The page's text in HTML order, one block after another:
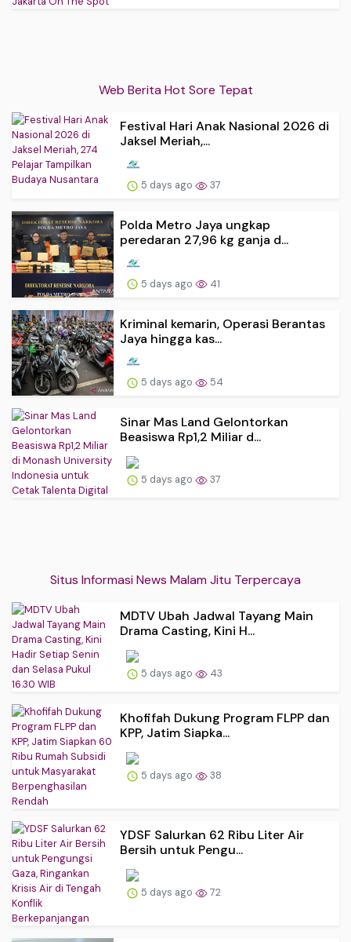
Web Berita Hot Sore Tepat
Festival Hari Anak Nasional 2026 di
Jaksel Meriah,...
5 days ago 37
Polda Metro Jaya ungkap
peredaran 27,96 kg ganja d...
5 days ago 41
Kriminal kemarin, Operasi Berantas
Jaya hingga kas...
5 days ago 54
Sinar Mas Land Gelontorkan
Beasiswa Rp1,2 Miliar d...
5 days ago 37
Situs Informasi News Malam Jitu Terpercaya
MDTV Ubah Jadwal Tayang Main
Drama Casting, Kini H...
5 days ago 43
Khofifah Dukung Program FLPP dan
KPP, Jatim Siapka...
5 days ago 38
YDSF Salurkan 62 Ribu Liter Air
Bersih untuk Pengu...
5 days ago 72